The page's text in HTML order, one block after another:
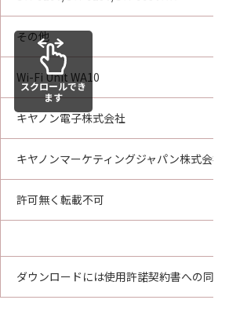
その他
Wi-Fi Unit WA10
キヤノン電子株式会社
キヤノンマーケティングジャパン株式会社
許可無く転載不可
ダウンロードには使用許諾契約書への同意
スクロールでき
ます